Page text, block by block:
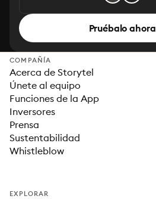
Pruébalo ahora
COMPAÑÍA
Acerca de Storytel
Únete al equipo
Funciones de la App
Inversores
Prensa
Sustentabilidad
Whistleblow
EXPLORAR